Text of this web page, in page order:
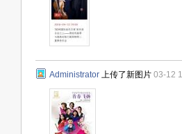
Administrator 上传了新图片 03-12